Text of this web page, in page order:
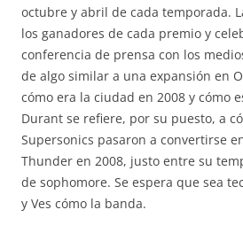
octubre y abril de cada temporada.
los ganadores de cada premio y
conferencia de prensa con los
de algo similar a una expansión en
cómo era la ciudad en 2008 y cómo
Durant se refiere, por su puesto, a
Supersonics pasaron a convertirse
Thunder en 2008, justo entre su
de sophomore. Se espera que sea
y Ves cómo la banda.